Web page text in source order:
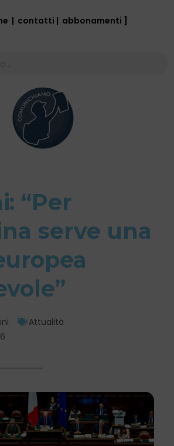
| contatti | abbonamenti ]
“Per
serve una
Attualità